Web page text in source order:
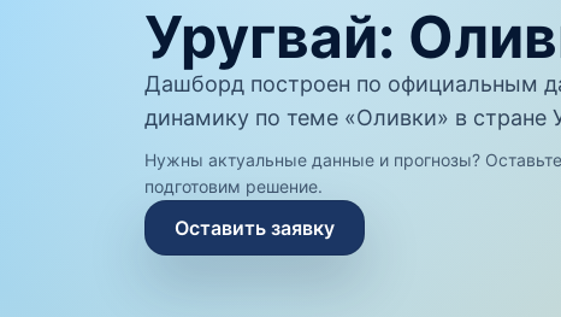
Уругвай:
Дашборд построен по официальным
динамику по теме «Оливки» в стране
Нужны актуальные данные и прогнозы?
подготовим решение.
Оставить заявку